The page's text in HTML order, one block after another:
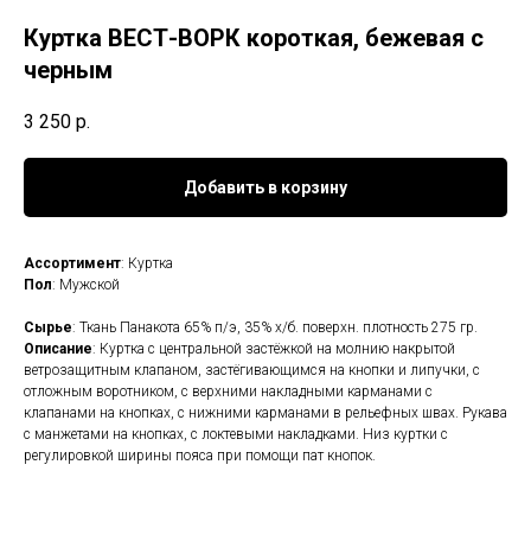
Куртка ВЕСТ-ВОРК короткая, бежевая с
черным
3 250 р.
Добавить в корзину
Ассортимент: Куртка
Пол: Мужской
Сырье: Ткань Панакота 65% п/э, 35% х/б. поверхн. плотность 275 гр.
Описание: Куртка с центральной застёжкой на молнию накрытой
ветрозащитным клапаном, застёгивающимся на кнопки и липучки, с
отложным воротником, с верхними накладными карманами с
клапанами на кнопках, с нижними карманами в рельефных швах. Рукава
с манжетами на кнопках, с локтевыми накладками. Низ куртки с
регулировкой ширины пояса при помощи пат кнопок.